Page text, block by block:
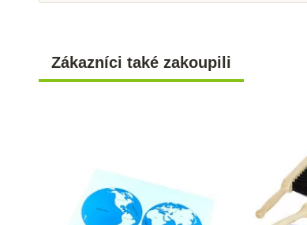
Zákazníci také zakoupili